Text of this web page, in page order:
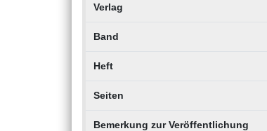
Verlag
Band
Heft
Seiten
Bemerkung zur Veröffentlichung